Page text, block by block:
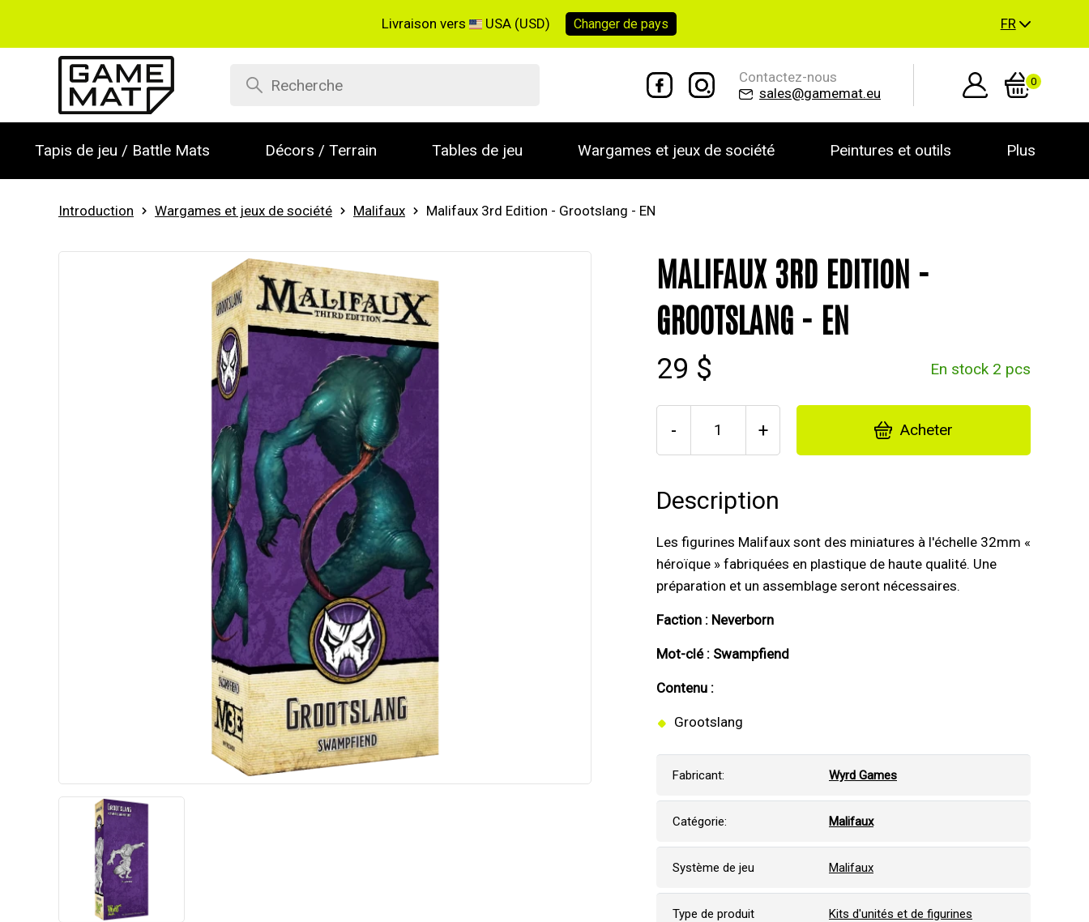
Livraison vers USA (USD) Changer depays FR
Contactez-nous
sales@gamemat.eu
0
Tapis de jeu / Battle Mats Décors / Terrain Tables de jeu Wargames et jeux de société Peintures et outils Plus
Introduction Wargames et jeux de société Malifaux Malifaux 3rd Edition - Grootslang - EN
MALIFAUX 3RD EDITION -
GROOTSLANG - EN
29 $ En stock 2 pcs
- + Acheter
Description
Les figurines Malifaux sont des miniatures à l'échelle 32mm «
héroïque » fabriquées en plastique de haute qualité. Une
préparation et un assemblage seront nécessaires.
Faction : Neverborn
Mot-clé : Swampfiend
Contenu :
Grootslang
Fabricant: Wyrd Games
Catégorie: Malifaux
Système de jeu Malifaux
Type de produit Kits d'unités et de figurines